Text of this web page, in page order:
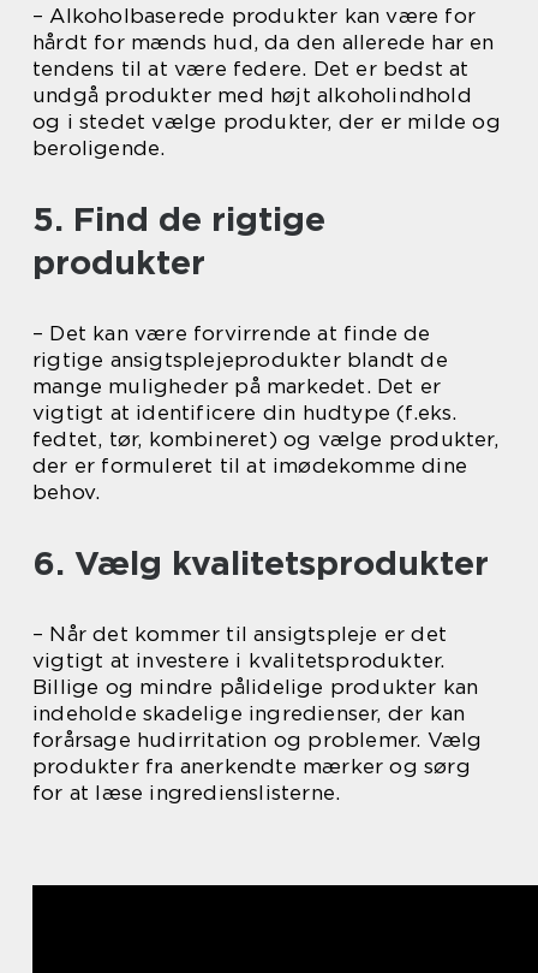
– Alkoholbaserede produkter kan være for
hårdt for mænds hud, da den allerede har en
tendens til at være federe. Det er bedst at
undgå produkter med højt alkoholindhold
og i stedet vælge produkter, der er milde og
beroligende.
5. Find de rigtige
produkter
– Det kan være forvirrende at finde de
rigtige ansigtsplejeprodukter blandt de
mange muligheder på markedet. Det er
vigtigt at identificere din hudtype (f.eks.
fedtet, tør, kombineret) og vælge produkter,
der er formuleret til at imødekomme dine
behov.
6. Vælg kvalitetsprodukter
– Når det kommer til ansigtspleje er det
vigtigt at investere i kvalitetsprodukter.
Billige og mindre pålidelige produkter kan
indeholde skadelige ingredienser, der kan
forårsage hudirritation og problemer. Vælg
produkter fra anerkendte mærker og sørg
for at læse ingredienslisterne.